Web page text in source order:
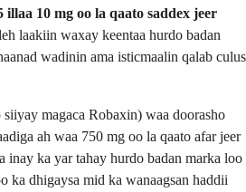
illaa 10 mg oo la qaato saddex jeer
laakiin waxay keentaa hurdo badan
wadinin ama isticmaalin qalab culus
magaca Robaxin) waa doorasho
ah waa 750 mg oo la qaato afar jeer
inay ka yar tahay hurdo badan marka loo
ka dhigaysa mid ka wanaagsan haddii